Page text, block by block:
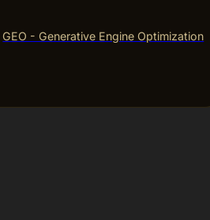
GEO - Generative Engine Optimization